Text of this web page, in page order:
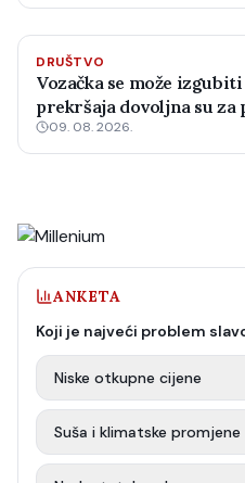
DRUŠTVO
Vozačka se može
prekršaja dovoljna su za
09. 08. 2026.
ANKETA
Koji je najveći problem
Niske otkupne cijene
Suša i klimatske promjene